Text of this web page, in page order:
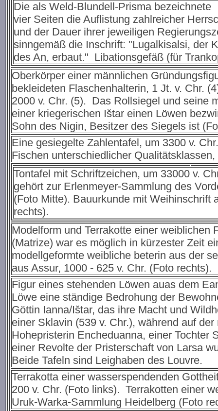
Die als Weld-Blundell-Prisma bezeichnete
vier Seiten die Auflistung zahlreicher
und der Dauer ihrer jeweiligen
sinngemäß die Inschrift: "Lugalkisalsi, der
des An, erbaut." Libationsgefäß (für
Oberkörper einer männlichen
bekleideten Flaschenhalterin, 1 Jt. v. Chr.
2000 v. Chr. (5). Das Rollsiegel und seine
einer kriegerischen Ištar einen Löwen
Sohn des Nigin, Besitzer des Siegels ist
Eine gesiegelte Zahlentafel, um 3300 v.
Fischen unterschiedlicher
Tontafel mit Schriftzeichen, um 33000 v.
gehört zur Erlenmeyer-Sammlung des
(Foto Mitte). Bauurkunde mit Weihinschrift
rechts).
Modelform und Terrakotte einer weiblichen
(Matrize) war es möglich in kürzester Zeit
modellgeformte weibliche beterin aus der
aus Assur, 1000 - 625 v. Chr. (Foto rechts).
Figur eines stehenden Löwen auas dem
Löwe eine ständige Bedrohung der
Göttin Ianna/Ištar, das ihre Macht und
einer Sklavin (539 v. Chr.), während auf
Hohepristerin Encheduanna, einer Tochter
einer Revolte der Pristerschaft von Larsa
Beide Tafeln sind Leighaben des Louvre.
Terrakotta einer wasserspendenden
200 v. Chr. (Foto links). Terrakotten einer
Uruk-Warka-Sammlung Heidelberg (Foto